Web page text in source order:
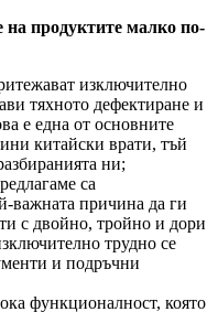
на продуктите малко по-
изключително
тяхното дефектиране и
е една от основните
китайски врати, тъй
ни;
са
важната причина да ги
с двойно, тройно и дори
трудно се
и подръчни
функционалност, която